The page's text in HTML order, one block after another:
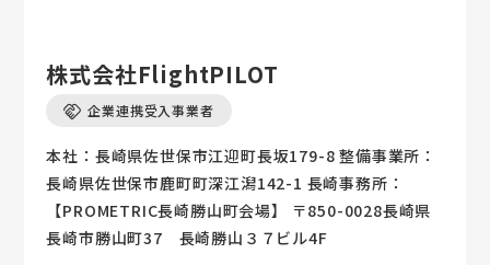
株式会社FlightPILOT
企業連携受入事業者
本社：長崎県佐世保市江迎町長坂179-8 整備事業所：
長崎県佐世保市鹿町町深江潟142-1 長崎事務所：
【PROMETRIC長崎勝山町会場】 〒850-0028長崎県
長崎市勝山町37 長崎勝山３７ビル4F